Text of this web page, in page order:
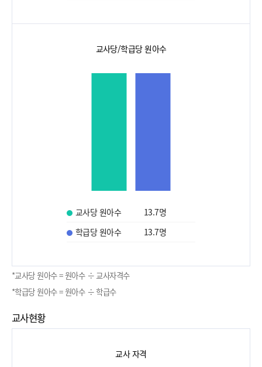
교사당/학급당 원아수
교사당 원아수 13.7명
학급당 원아수
13.7명
*교사당 원아수 = 원아수 ÷ 교사자격수
*학급당 원아수 = 원아수 ÷ 학급수
교사현황
교사 자격